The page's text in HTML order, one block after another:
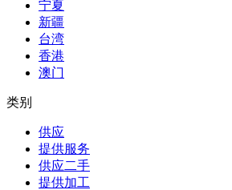
宁夏
新疆
台湾
香港
澳门
类别
供应
提供服务
供应二手
提供加工